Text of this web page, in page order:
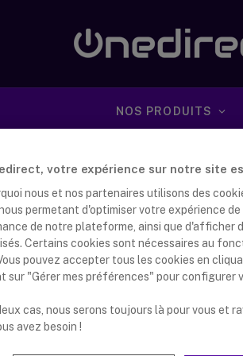
NOS PRODUITS
de téléphones pour
: la marque Swissvoice
Dijkstra 19 mars 2019
votre expérience sur notre site
nous et nos partenaires utilisons des
permetant d'optimiser votre expérience
de notre plateforme, ainsi que d'afficher
Certains cookies sont nécessaires au
pouvez accepter tous les cookies en
sur "Gérer mes préférences" pour configurer
cas, nous serons toujours là pour vous et
avez besoin !